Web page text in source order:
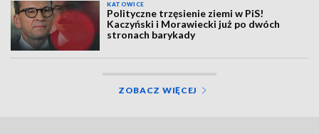
KATOWICE
Polityczne trzęsienie ziemi w PiS!
Kaczyński i Morawiecki już po dwóch
stronach barykady
ZOBACZ WIĘCEJ